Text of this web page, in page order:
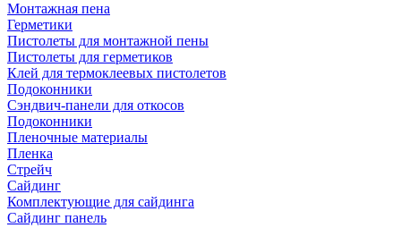
Монтажная пена
Герметики
Пистолеты для монтажной пены
Пистолеты для герметиков
Клей для термоклеевых пистолетов
Подоконники
Сэндвич-панели для откосов
Подоконники
Пленочные материалы
Пленка
Стрейч
Сайдинг
Комплектующие для сайдинга
Сайдинг панель